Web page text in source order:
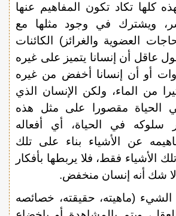
كلها تكاد تكون المفاهيم عنها
ويشترك في وجود مثلها مع
العضوية والغرائز) الكائنات
عاقل أن إنسانا يتميز على غيره
أو أن إنسانا أخفض من غيره
من الماء، ولكن الإنسان الذي
الحياة مقصورا على مثل هذه
سلوكه في الحياة، أي أفعاله
عن الأشياء بناء على تلك
الأشياء فقط، فلا يربطها بأفكار
لا شك أنه إنسان منخفض.
(ماهيته، حقيقته، خصائصه